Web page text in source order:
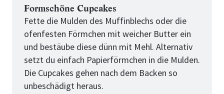
Formschöne Cupcakes
Fette die Mulden des Muffinblechs oder die
ofenfesten Förmchen mit weicher Butter ein
und bestäube diese dünn mit Mehl. Alternativ
setzt du einfach Papierförmchen in die Mulden.
Die Cupcakes gehen nach dem Backen so
unbeschädigt heraus.